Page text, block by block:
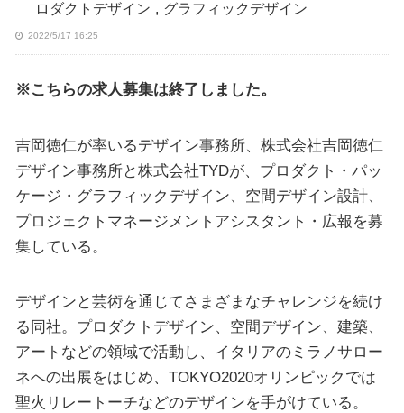
ロダクトデザイン , グラフィックデザイン
2022/5/17 16:25
※こちらの求人募集は終了しました。
吉岡徳仁が率いるデザイン事務所、株式会社吉岡徳仁
デザイン事務所と株式会社TYDが、プロダクト・パッ
ケージ・グラフィックデザイン、空間デザイン設計、
プロジェクトマネージメントアシスタント・広報を募
集している。
デザインと芸術を通じてさまざまなチャレンジを続け
る同社。プロダクトデザイン、空間デザイン、建築、
アートなどの領域で活動し、イタリアのミラノサロー
ネへの出展をはじめ、TOKYO2020オリンピックでは
聖火リレートーチなどのデザインを手がけている。